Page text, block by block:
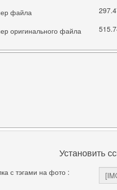
файла
оригинального файла
Установить
с тэгами на фото :